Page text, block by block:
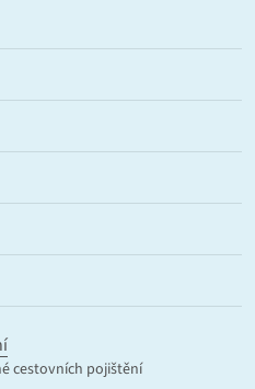
cestovních pojištění